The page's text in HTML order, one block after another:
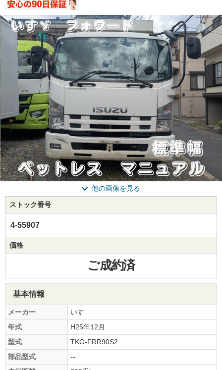
他の画像を見る
ストック番号
4-55907
価格
ご成約済
基本情報
メーカー
いすゞ
年式
H25年12月
型式
TKG-FRR90S2
部品型式
--